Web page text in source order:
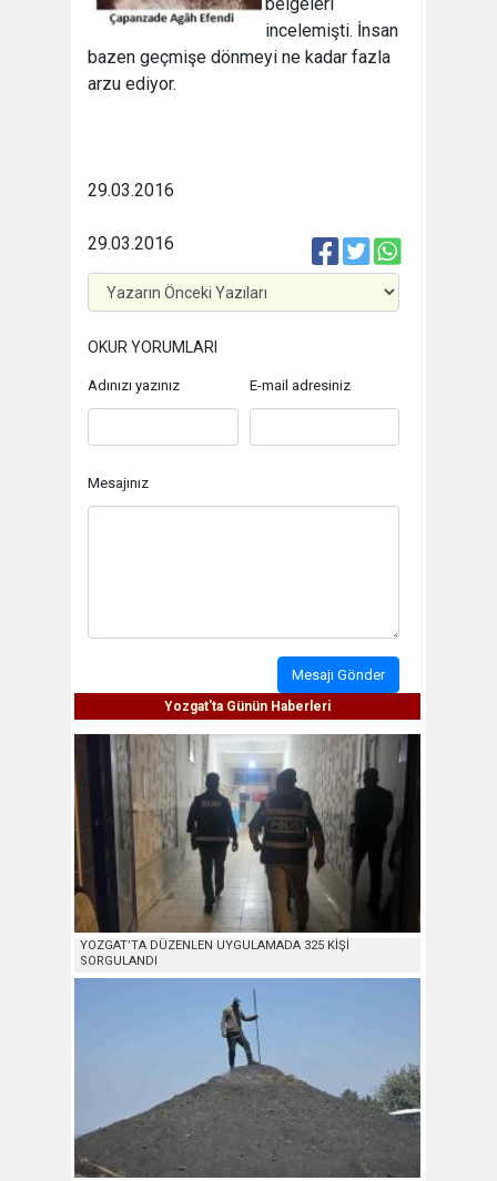
incelemişti. İnsan
bazen geçmişe dönmeyi ne kadar fazla
arzu ediyor.
29.03.2016
29.03.2016
OKUR YORUMLARI
Adınızı yazınız E-mail adresiniz
Mesajınız
Mesajı Gönder
Yozgat'ta Günün Haberleri
YOZGAT’TA DÜZENLEN UYGULAMADA 325 KİŞİ
SORGULANDI